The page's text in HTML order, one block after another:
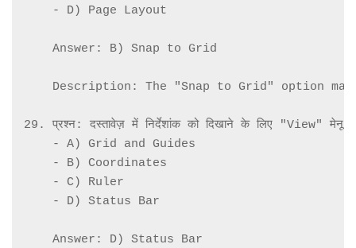
    - D) Page Layout
    Answer: B) Snap to Grid
Description: The "Snap to Grid" option
29. प्रश्न: दस्तावेज़ में निर्देशांक को दिखाने के लिए "View" मेनू
    - A) Grid and Guides
    - B) Coordinates
    - C) Ruler
    - D) Status Bar
    Answer: D) Status Bar